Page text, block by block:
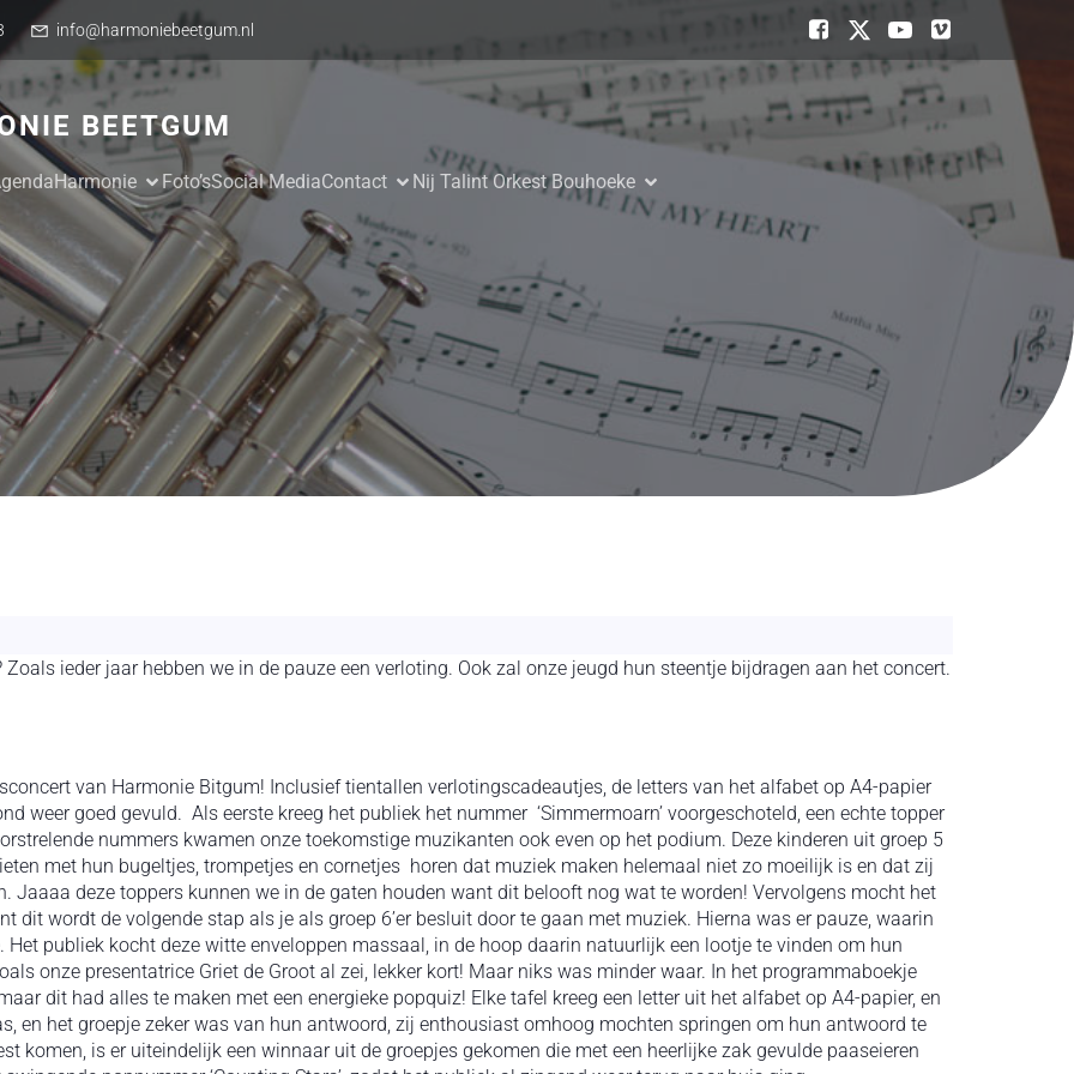
info@harmoniebeetgum.nl
BEETGUM
Harmonie Foto’sSocial MediaContact Nij Talint Orkest Bouhoeke
Zoals ieder jaar hebben we in de pauze een verloting. Ook zal onze jeugd hun steentje bijdragen aan het concert.
van Harmonie Bitgum! Inclusief tientallen verlotingscadeautjes, de letters van het alfabet op A4-papier
weer goed gevuld. Als eerste kreeg het publiek het nummer ‘Simmermoarn’ voorgeschoteld, een echte topper
nummers kwamen onze toekomstige muzikanten ook even op het podium. Deze kinderen uit groep 5
met hun bugeltjes, trompetjes en cornetjes horen dat muziek maken helemaal niet zo moeilijk is en dat zij
Jaaaa deze toppers kunnen we in de gaten houden want dit belooft nog wat te worden! Vervolgens mocht het
dit wordt de volgende stap als je als groep 6’er besluit door te gaan met muziek. Hierna was er pauze, waarin
publiek kocht deze witte enveloppen massaal, in de hoop daarin natuurlijk een lootje te vinden om hun
onze presentatrice Griet de Groot al zei, lekker kort! Maar niks was minder waar. In het programmaboekje
dit had alles te maken met een energieke popquiz! Elke tafel kreeg een letter uit het alfabet op A4-papier, en
en het groepje zeker was van hun antwoord, zij enthousiast omhoog mochten springen om hun antwoord te
komen, is er uiteindelijk een winnaar uit de groepjes gekomen die met een heerlijke zak gevulde paaseieren